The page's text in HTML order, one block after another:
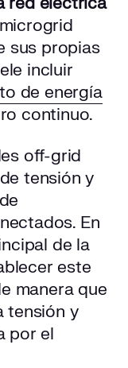
sus propias
incluir
de energía
continuo.
off-grid
tensión y
En
de la
este
manera que
tensión y
por el